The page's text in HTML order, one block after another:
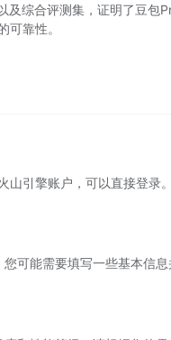
及综合评测集，证明了豆
靠性。
山引擎账户，可以直接登录。
可能需要填写一些基本信息